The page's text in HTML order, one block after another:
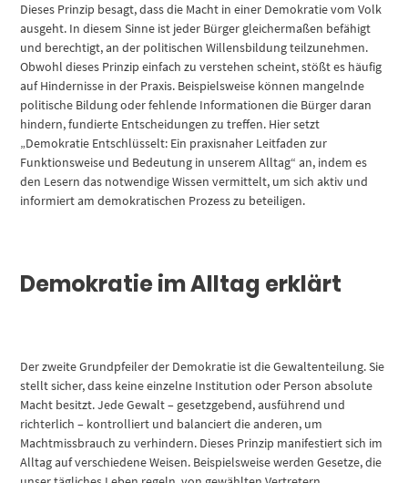
Dieses Prinzip besagt, dass die Macht in einer Demokratie vom Volk
ausgeht. In diesem Sinne ist jeder Bürger gleichermaßen befähigt
und berechtigt, an der politischen Willensbildung teilzunehmen.
Obwohl dieses Prinzip einfach zu verstehen scheint, stößt es häufig
auf Hindernisse in der Praxis. Beispielsweise können mangelnde
politische Bildung oder fehlende Informationen die Bürger daran
hindern, fundierte Entscheidungen zu treffen. Hier setzt
„Demokratie Entschlüsselt: Ein praxisnaher Leitfaden zur
Funktionsweise und Bedeutung in unserem Alltag“ an, indem es
den Lesern das notwendige Wissen vermittelt, um sich aktiv und
informiert am demokratischen Prozess zu beteiligen.
Demokratie im Alltag erklärt
Der zweite Grundpfeiler der Demokratie ist die Gewaltenteilung. Sie
stellt sicher, dass keine einzelne Institution oder Person absolute
Macht besitzt. Jede Gewalt – gesetzgebend, ausführend und
richterlich – kontrolliert und balanciert die anderen, um
Machtmissbrauch zu verhindern. Dieses Prinzip manifestiert sich im
Alltag auf verschiedene Weisen. Beispielsweise werden Gesetze, die